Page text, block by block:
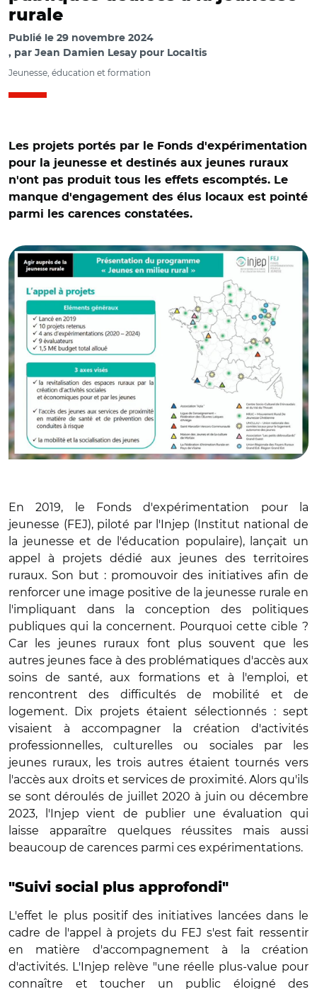
rurale
Publié le 29 novembre 2024
par Jean Damien Lesay pour Localtis
Jeunesse, éducation et formation
Les projets portés par le Fonds d'expérimentation
pour la jeunesse et destinés aux jeunes ruraux
n'ont pas produit tous les effets escomptés. Le
manque d'engagement des élus locaux est pointé
parmi les carences constatées.
En 2019, le Fonds d'expérimentation pour la
jeunesse (FEJ), piloté par l'Injep (Institut national de
la jeunesse et de l'éducation populaire), lançait un
appel à projets dédié aux jeunes des territoires
ruraux. Son but : promouvoir des initiatives afin de
renforcer une image positive de la jeunesse rurale en
l'impliquant dans la conception des politiques
publiques qui la concernent. Pourquoi cette cible ?
Car les jeunes ruraux font plus souvent que les
autres jeunes face à des problématiques d'accès aux
soins de santé, aux formations et à l'emploi, et
rencontrent des difficultés de mobilité et de
logement. Dix projets étaient sélectionnés : sept
visaient à accompagner la création d'activités
professionnelles, culturelles ou sociales par les
jeunes ruraux, les trois autres étaient tournés vers
l'accès aux droits et services de proximité. Alors qu'ils
se sont déroulés de juillet 2020 à juin ou décembre
2023, l'Injep vient de publier une évaluation qui
laisse apparaître quelques réussites mais aussi
beaucoup de carences parmi ces expérimentations.
"Suivi social plus approfondi"
L'effet le plus positif des initiatives lancées dans le
cadre de l'appel à projets du FEJ s'est fait ressentir
en matière d'accompagnement à la création
d'activités. L'Injep relève "une réelle plus-value pour
connaître et toucher un public éloigné des